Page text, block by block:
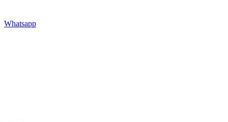
Whatsapp